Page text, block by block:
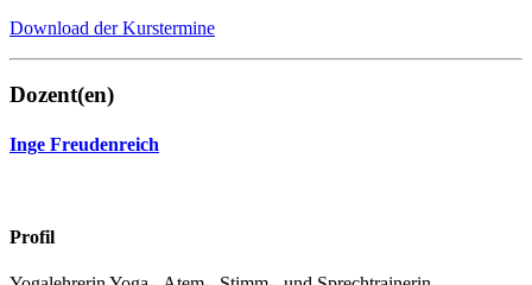
Download der Kurstermine
Dozent(en)
Inge Freudenreich
Profil